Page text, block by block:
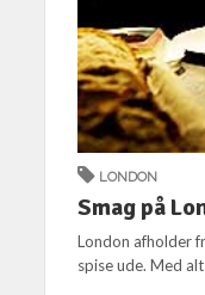
LONDON
Smag på
London afholder
spise ude. Med